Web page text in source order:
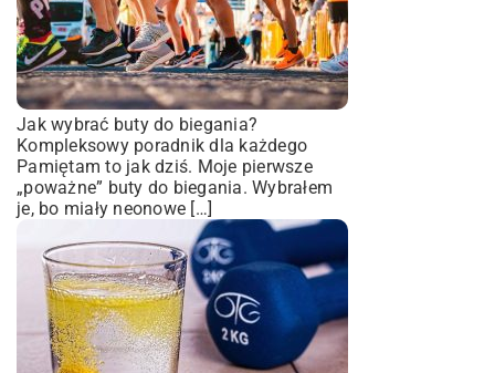
Jak wybrać buty do biegania?
Kompleksowy poradnik dla każdego
Pamiętam to jak dziś. Moje pierwsze
„poważne” buty do biegania. Wybrałem
je, bo miały neonowe […]